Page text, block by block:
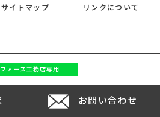
サイトマップ リンクについて
ファース工務店専用
お問い合わせ